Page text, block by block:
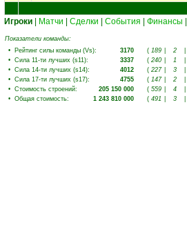
Игроки Матчи Сделки События Финансы
Показатели команды:
• Рейтинг силы команды (Vs): 3170 ( 189 2
• Сила 11-ти лучших (s11): 3337 ( 240 1
• Сила 14-ти лучших (s14): 4012 ( 227 3
• Сила 17-ти лучших (s17): 4755 ( 147 2
• Стоимость строений: 205 150 000 ( 559 4
• Общая стоимость: 1 243 810 000 ( 491 3